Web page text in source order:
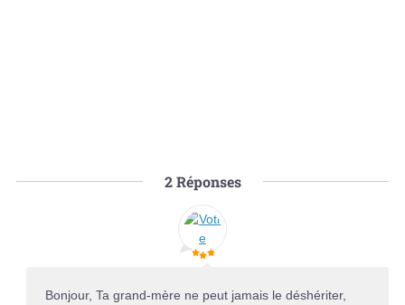
2Réponses
Bonjour, Ta grand-mère ne peut jamais le déshériter,